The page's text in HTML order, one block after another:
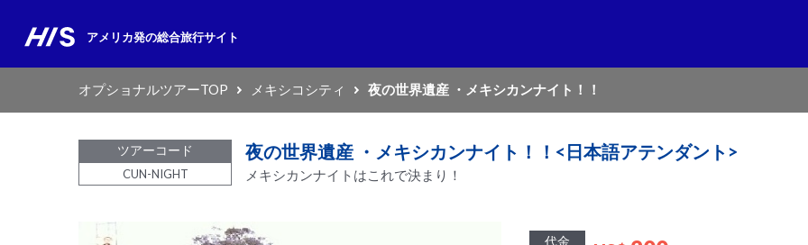
アメリカ発の総合旅行サイト
オプショナルツアーTOP メキシコシティ 夜の世界遺産 ・メキシカンナイト！！
ツアーコード
CUN-NIGHT
夜の世界遺産 ・メキシカンナイト！！<日本語アテンダント>
メキシカンナイトはこれで決まり！
代金